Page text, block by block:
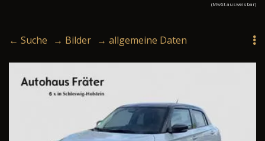
(MwSt ausweisbar)
← Suche → Bilder → allgemeine Daten